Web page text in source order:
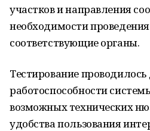
участков и направления
необходимости
соответствующие органы.
Тестирование
работоспособности
возможных технических
удобства пользования